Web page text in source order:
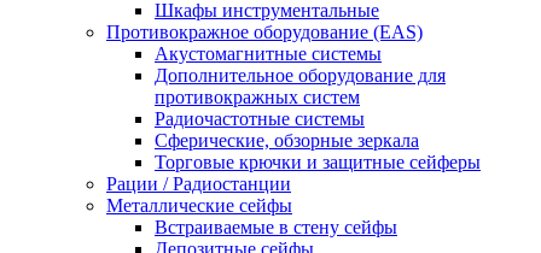
Шкафы инструментальные
Противокражное оборудование (EAS)
Акустомагнитные системы
Дополнительное оборудование для
противокражных систем
Радиочастотные системы
Сферические, обзорные зеркала
Торговые крючки и защитные сейферы
Рации / Радиостанции
Металлические сейфы
Встраиваемые в стену сейфы
Депозитные сейфы